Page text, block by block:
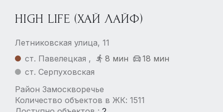
Летниковская улица, 11к1
93 000 000 ₽
ст. Павелецкая
3 спальни 119.4 м²
HIGH LIFE (ХАЙ ЛАЙФ)
Летниковская улица, 11
ст. Павелецкая ,
8 мин
18 мин
ст. Серпуховская
Район Замоскворечье
Количество объектов в ЖК: 1511